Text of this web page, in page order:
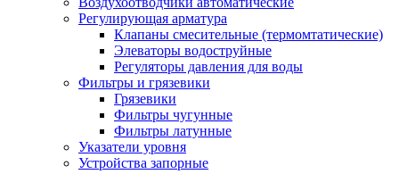
Регулирующая арматура
Клапаны смесительные (термомтатические)
Элеваторы водоструйные
Регуляторы давления для воды
Фильтры и грязевики
Грязевики
Фильтры чугунные
Фильтры латунные
Указатели уровня
Устройства запорные